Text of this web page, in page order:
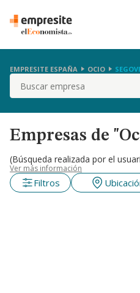
EMPRESITE ESPAÑA OCIO
Buscar
Empresas de
(Búsqueda realizada por el
Ver más información
Filtros